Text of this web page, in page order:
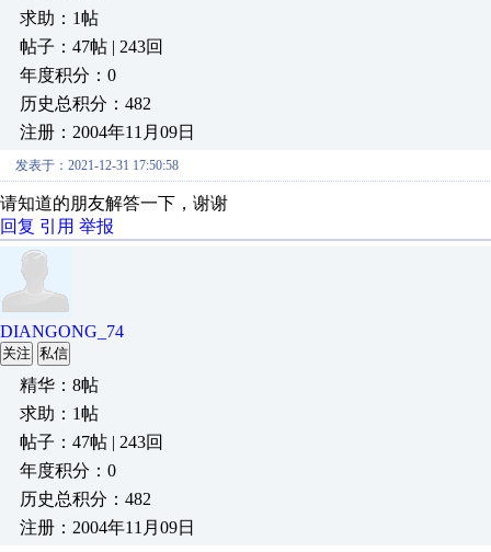
求助：1帖
帖子：47帖 | 243回
年度积分：0
历史总积分：482
注册：2004年11月09日
发表于：2021-12-31 17:50:58
请知道的朋友解答一下，谢谢
回复 引用 举报
DIANGONG_74
关注 私信
精华：8帖
求助：1帖
帖子：47帖 | 243回
年度积分：0
历史总积分：482
注册：2004年11月09日